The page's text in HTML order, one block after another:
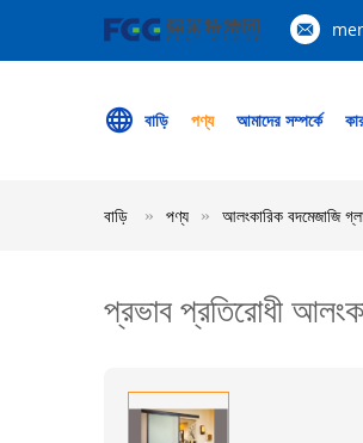
বাড়ি পণ্য আমাদের সম্পর্কে
বাড়ি পণ্য আলংকারিক বদমেজাজি
প্রভাব প্রতিরোধী